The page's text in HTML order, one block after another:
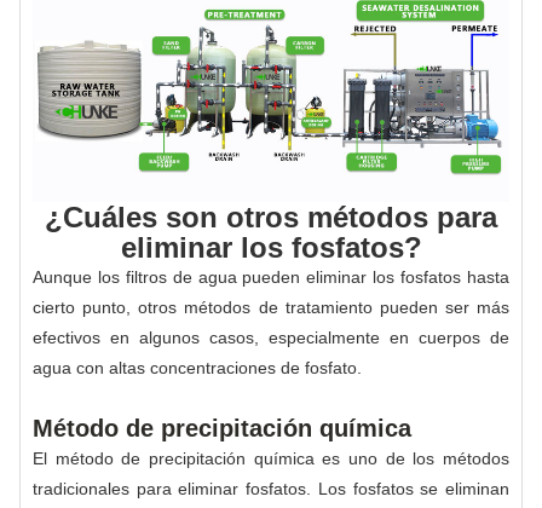
¿Cuáles son otros métodos para
eliminar los fosfatos?
Aunque los filtros de agua pueden eliminar los fosfatos hasta
cierto punto, otros métodos de tratamiento pueden ser más
efectivos en algunos casos, especialmente en cuerpos de
agua con altas concentraciones de fosfato.
Método de precipitación química
El método de precipitación química es uno de los métodos
tradicionales para eliminar fosfatos. Los fosfatos se eliminan